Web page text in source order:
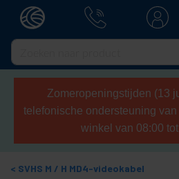
Zomeropeningstijden (13
telefonische ondersteuning
winkel van 08:00
SVHS M / H MD4-videokabel